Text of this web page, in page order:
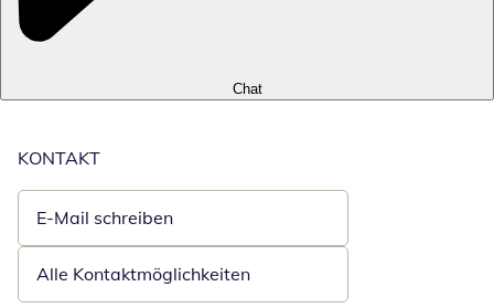
Chat
KONTAKT
E-Mail schreiben
Öffnet E-Mail-Client
Alle Kontaktmöglichkeiten